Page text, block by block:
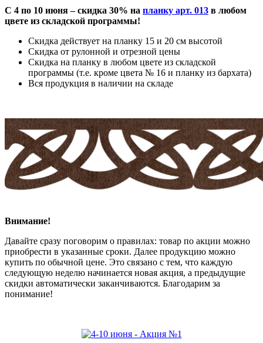
С 4 по 10 июня – скидка 30% на планку арт. 013 в любом
цвете из складской программы!
Скидка действует на планку 15 и 20 см высотой
Скидка от рулонной и отрезной цены
Скидка на планку в любом цвете из складской
программы (т.е. кроме цвета № 16 и планку из бархата)
Вся продукция в наличии на складе
Внимание!
Давайте сразу поговорим о правилах: товар по акции можно
приобрести в указанные сроки. Далее продукцию можно
купить по обычной цене. Это связано с тем, что каждую
следующую неделю начинается новая акция, а предыдущие
скидки автоматически заканчиваются. Благодарим за
понимание!